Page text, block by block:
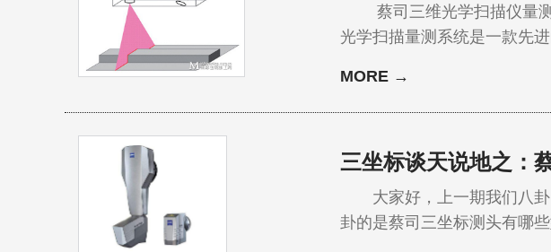
蔡司三维光学扫描仪量测
光学扫描量测系统是一款先
远远无法企及的。采用光学
据。此外，采用光学量测法
MORE →
三坐标谈天说地之：
大家好，上一期我们八卦
卦的是蔡司三坐标测头有